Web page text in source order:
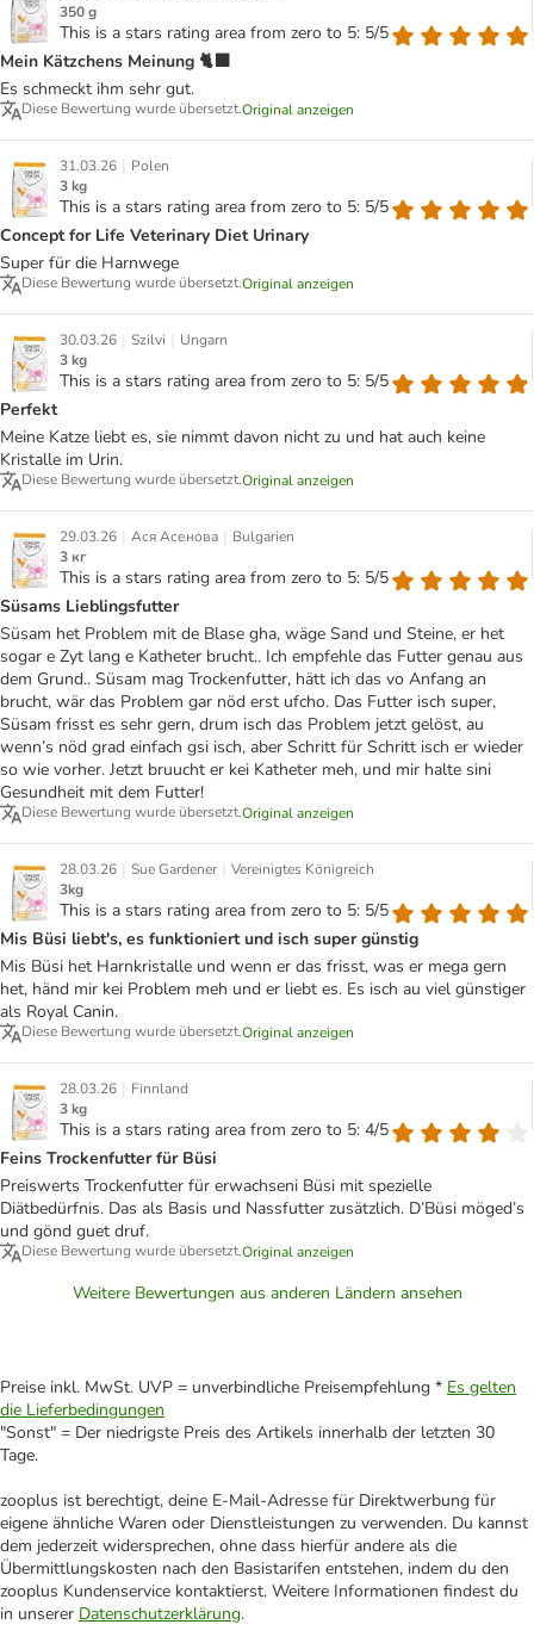
350 g
This is a stars rating area from zero to 5: 5/5
Mein Kätzchens Meinung 🐈‍⬛
Es schmeckt ihm sehr gut.
Diese Bewertung wurde übersetzt.Original anzeigen
31.03.26 | Polen
3 kg
This is a stars rating area from zero to 5: 5/5
Concept for Life Veterinary Diet Urinary
Super für die Harnwege
Diese Bewertung wurde übersetzt.Original anzeigen
30.03.26 | Szilvi | Ungarn
3 kg
This is a stars rating area from zero to 5: 5/5
Perfekt
Meine Katze liebt es, sie nimmt davon nicht zu und hat auch keine
Kristalle im Urin.
Diese Bewertung wurde übersetzt.Original anzeigen
29.03.26 | Ася Асенова | Bulgarien
3 кг
This is a stars rating area from zero to 5: 5/5
Süsams Lieblingsfutter
Süsam het Problem mit de Blase gha, wäge Sand und Steine, er het
sogar e Zyt lang e Katheter brucht.. Ich empfehle das Futter genau aus
dem Grund.. Süsam mag Trockenfutter, hätt ich das vo Anfang an
brucht, wär das Problem gar nöd erst ufcho. Das Futter isch super,
Süsam frisst es sehr gern, drum isch das Problem jetzt gelöst, au
wenn’s nöd grad einfach gsi isch, aber Schritt für Schritt isch er wieder
so wie vorher. Jetzt bruucht er kei Katheter meh, und mir halte sini
Gesundheit mit dem Futter!
Diese Bewertung wurde übersetzt.Original anzeigen
28.03.26 | Sue Gardener | Vereinigtes Königreich
3kg
This is a stars rating area from zero to 5: 5/5
Mis Büsi liebt's, es funktioniert und isch super günstig
Mis Büsi het Harnkristalle und wenn er das frisst, was er mega gern
het, händ mir kei Problem meh und er liebt es. Es isch au viel günstiger
als Royal Canin.
Diese Bewertung wurde übersetzt.Original anzeigen
28.03.26 | Finnland
3 kg
This is a stars rating area from zero to 5: 4/5
Feins Trockenfutter für Büsi
Preiswerts Trockenfutter für erwachseni Büsi mit spezielle
Diätbedürfnis. Das als Basis und Nassfutter zusätzlich. D’Büsi möged’s
und gönd guet druf.
Diese Bewertung wurde übersetzt.Original anzeigen
Weitere Bewertungen aus anderen Ländern ansehen
Preise inkl. MwSt. UVP = unverbindliche Preisempfehlung * Es gelten
die Lieferbedingungen
"Sonst" = Der niedrigste Preis des Artikels innerhalb der letzten 30
Tage.
zooplus ist berechtigt, deine E-Mail-Adresse für Direktwerbung für
eigene ähnliche Waren oder Dienstleistungen zu verwenden. Du kannst
dem jederzeit widersprechen, ohne dass hierfür andere als die
Übermittlungskosten nach den Basistarifen entstehen, indem du den
zooplus Kundenservice kontaktierst. Weitere Informationen findest du
in unserer Datenschutzerklärung.